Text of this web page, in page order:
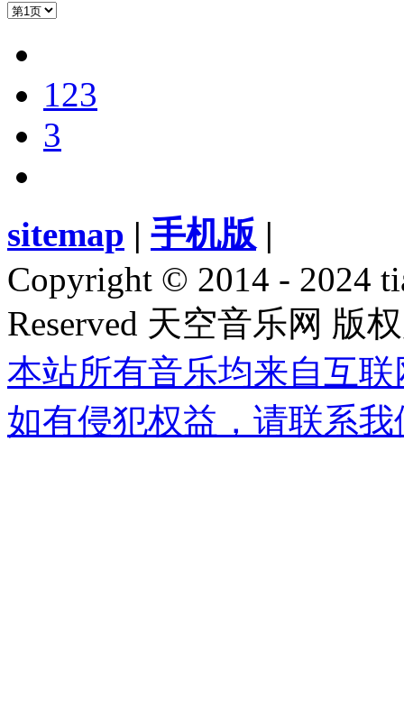
123
3
sitemap | 手机版 |
Copyright © 2014 - 2024
Reserved 天空音乐网 版
本站所有音乐均来自互
如有侵犯权益，请联系